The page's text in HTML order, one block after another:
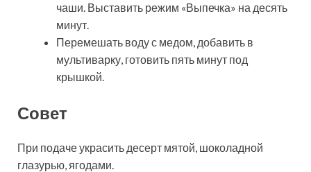
чаши. Выставить режим «Выпечка» на десять
минут.
Перемешать воду с медом, добавить в
мультиварку, готовить пять минут под
крышкой.
Совет
При подаче украсить десерт мятой, шоколадной
глазурью, ягодами.